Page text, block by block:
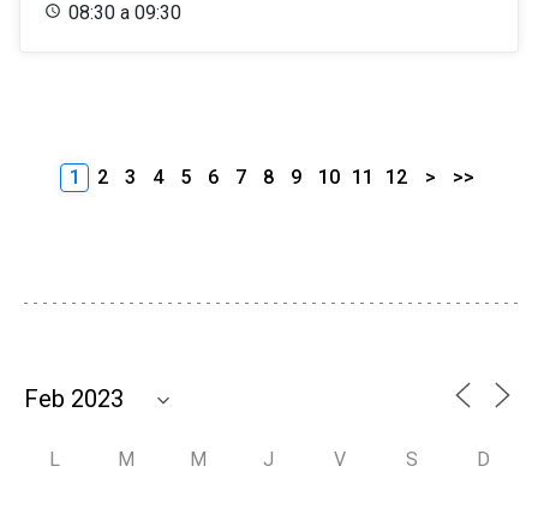
08:30 a 09:30
1 2 3 4 5 6 7 8 9 10 11 12 > >>
L M M J V S D